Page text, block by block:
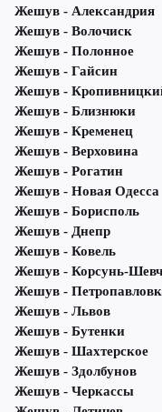
Жешув - Александрия
Жешув - Волочиск
Жешув - Полонное
Жешув - Гайсин
Жешув -
Жешув - Близнюки
Жешув - Кременец
Жешув - Верховина
Жешув - Рогатин
Жешув - Новая Одесса
Жешув - Борисполь
Жешув - Днепр
Жешув - Ковель
Жешув - Корсунь-
Жешув -
Жешув - Львов
Жешув - Бутенки
Жешув - Шахтерское
Жешув - Здолбунов
Жешув - Черкассы